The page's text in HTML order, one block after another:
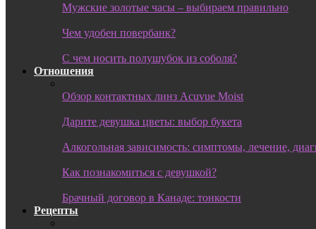
Мужские золотые часы – выбираем правильно
Чем удобен повербанк?
С чем носить полушубок из соболя?
Отношения
Обзор контактных линз Acuvue Moist
Дарите девушка цветы: выбор букета
Алкогольная зависимость: симптомы, лечение,
Как познакомиться с девушкой?
Брачный договор в Канаде: тонкости
Рецепты